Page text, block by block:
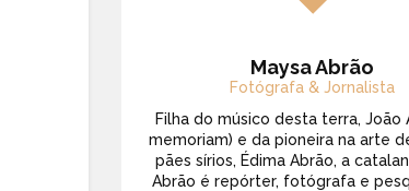
Maysa Abrão
Fotógrafa & Jornalista
Filha do músico desta terra, João
memoriam) e da pioneira na arte
pães sírios, Édima Abrão, a
Abrão é repórter, fotógrafa e